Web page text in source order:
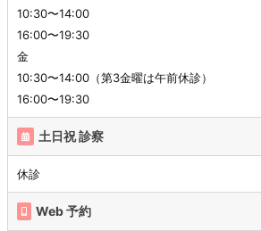
10:30〜14:00
16:00〜19:30
金
10:30〜14:00（第3金曜は午前休診）
16:00〜19:30
土日祝 診察
休診
Web 予約